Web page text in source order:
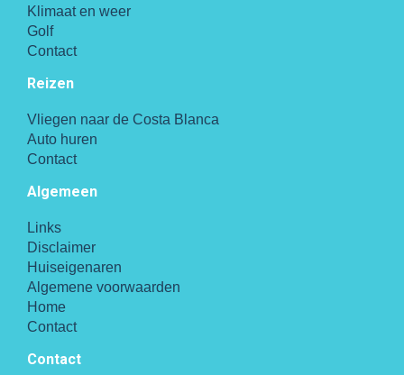
Klimaat en weer
Golf
Contact
Reizen
Vliegen naar de Costa Blanca
Auto huren
Contact
Algemeen
Links
Disclaimer
Huiseigenaren
Algemene voorwaarden
Home
Contact
Contact